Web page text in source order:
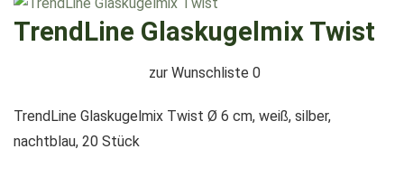
TrendLine Glaskugelmix Twist
zur Wunschliste 0
TrendLine Glaskugelmix Twist Ø 6 cm, weiß, silber,
nachtblau, 20 Stück